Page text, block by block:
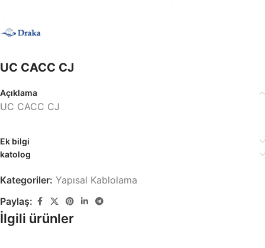
UC CACC CJ
Açıklama
UC CACC CJ
Ek bilgi
katolog
Kategoriler: Yapısal Kablolama
Paylaş:
İlgili ürünler